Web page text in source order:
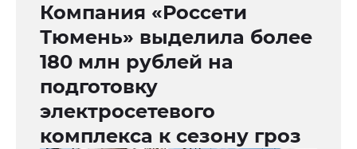
Компания «Россети
Тюмень» выделила более
180 млн рублей на
подготовку
электросетевого
комплекса к сезону гроз